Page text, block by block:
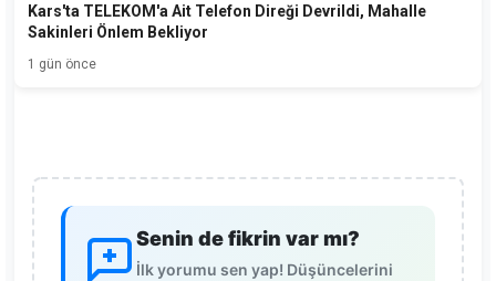
Kars'ta TELEKOM'a Ait Telefon Direği Devrildi, Mahalle
Sakinleri Önlem Bekliyor
1 gün önce
Senin de fikrin var mı?
İlk yorumu sen yap! Düşüncelerini